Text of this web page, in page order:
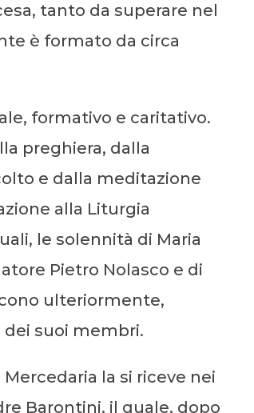
tanto da superare nel
è formato da circa
formativo e caritativo.
preghiera, dalla
e dalla meditazione
alla Liturgia
le solennità di Maria
Pietro Nolasco e di
ulteriormente,
suoi membri.
la si riceve nei
Barontini, il quale, dopo